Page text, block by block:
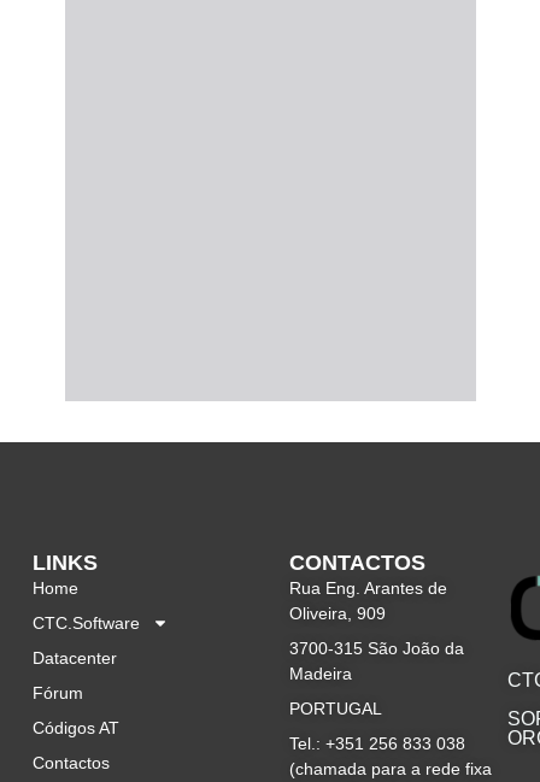
LINKS
Home
CTC.Software
Datacenter
Fórum
Códigos AT
Contactos
CONTACTOS
Rua Eng. Arantes de
Oliveira, 909
3700-315 São João da
Madeira
PORTUGAL
Tel.: +351 256 833 038
(chamada para a rede fixa